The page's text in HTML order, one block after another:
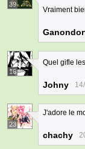
39
Vraiment
16
Quel gifle
Johny
23
J'adore le
chachy